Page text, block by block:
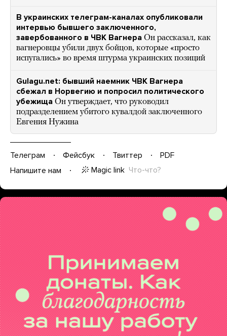
В украинских телеграм-каналах опубликовали
интервью бывшего заключенного,
завербованного в ЧВК Вагнера Он рассказал, как
вагнеровцы убили двух бойцов, которые «просто
испугались» во время штурма украинских позиций
Gulagu.net: бывший наемник ЧВК Вагнера
сбежал в Норвегию и попросил политического
убежища Он утверждает, что руководил
подразделением убитого кувалдой заключенного
Евгения Нужина
Телеграм Фейсбук Твиттер
PDF
Напишите нам
Magic link Что-что?